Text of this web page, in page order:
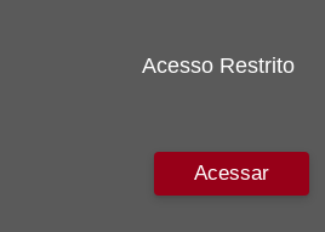
Acesso Restrito
Acessar